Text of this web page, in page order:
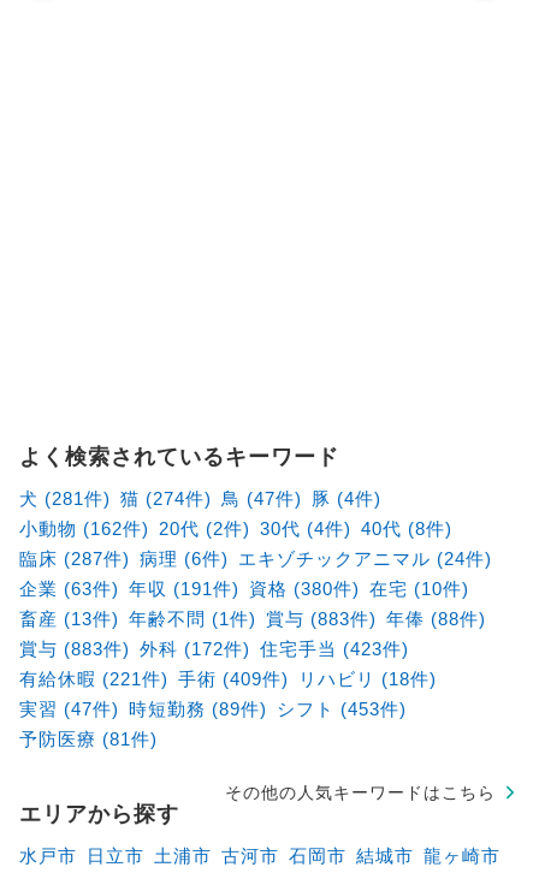
よく検索されているキーワード
犬 (281件) 猫 (274件) 鳥 (47件)
豚 (4件)
小動物 (162件)
20代 (2件) 30代 (4件) 40代 (8件)
臨床 (287件) 病理 (6件)
エキゾチックアニマル (24件)
企業 (63件) 年収 (191件) 資格 (380件) 在宅 (10件)
畜産 (13件) 年齢不問 (1件) 賞与 (883件) 年俸 (88件)
賞与 (883件) 外科 (172件) 住宅手当 (423件)
有給休暇 (221件) 手術 (409件)
リハビリ (18件)
実習 (47件) 時短勤務 (89件)
シフト (453件)
予防医療 (81件)
その他の人気キーワードはこちら
エリアから探す
水戸市 日立市 土浦市 古河市 石岡市 結城市 龍ヶ崎市